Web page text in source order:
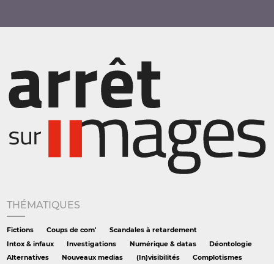
THÉMATIQUES
Fictions Coups de com'
Scandales à retardement
Intox & infaux
Investigations Numérique & datas
Déontologie
Alternatives
Nouveaux medias (In)visibilités
Complotismes